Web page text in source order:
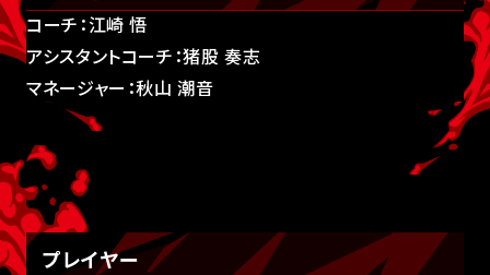
コーチ：江崎 悟
アシスタントコーチ：猪股 奏志
マネージャー：秋山 潮音
プレイヤー